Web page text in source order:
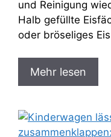
und Reinigung
Halb gefüllte
oder bröseliges
Mehr lesen